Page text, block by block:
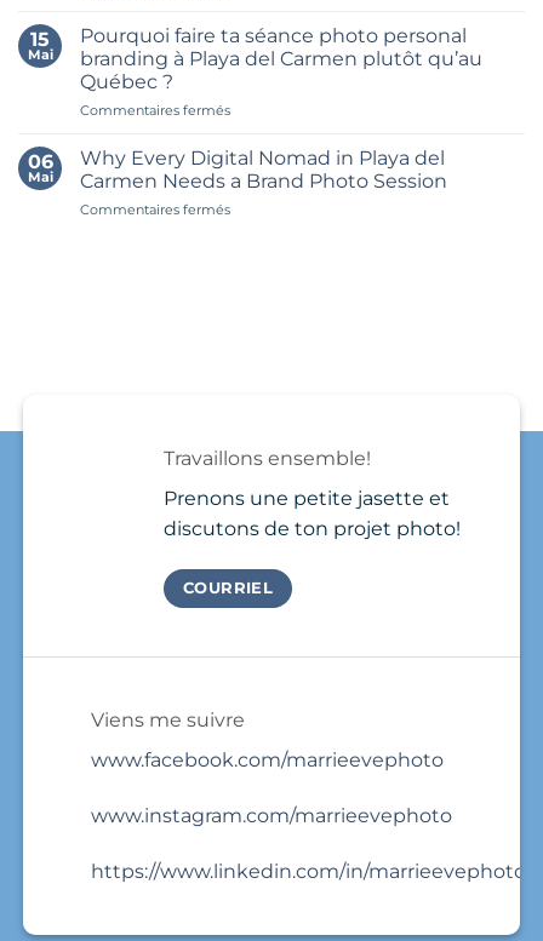
Riviera
Maya
personal
branding
à
del
a
photoshoot
in
del
might
seem
simple
at
and
it.
15
Mai
Pourquoi faire ta séance photo personal
branding à Playa del Carmen plutôt qu’au
Québec ?
Commentaires ferméssur
faire
séance
photo
06
Mai
Why Every Digital Nomad in Playa del
Carmen Needs a Brand Photo Session
Commentaires ferméssur
Photo
Travaillons ensemble!
Prenons une petite jasette et
discutons de ton projet photo!
COURRIEL
Viens me suivre
www.facebook.com/marrieevephoto
www.instagram.com/marrieevephoto
https://www.linkedin.com/in/marrieevephoto/